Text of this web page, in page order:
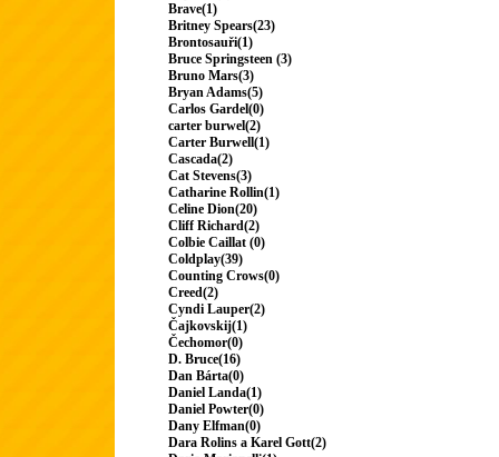
Brave(1)
Britney Spears(23)
Brontosauři(1)
Bruce Springsteen (3)
Bruno Mars(3)
Bryan Adams(5)
Carlos Gardel(0)
carter burwel(2)
Carter Burwell(1)
Cascada(2)
Cat Stevens(3)
Catharine Rollin(1)
Celine Dion(20)
Cliff Richard(2)
Colbie Caillat (0)
Coldplay(39)
Counting Crows(0)
Creed(2)
Cyndi Lauper(2)
Čajkovskij(1)
Čechomor(0)
D. Bruce(16)
Dan Bárta(0)
Daniel Landa(1)
Daniel Powter(0)
Dany Elfman(0)
Dara Rolins a Karel Gott(2)